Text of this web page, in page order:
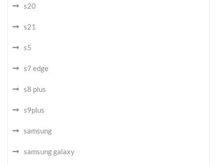
s20
s21
s5
s7 edge
s8 plus
s9plus
samsung
samsung galaxy